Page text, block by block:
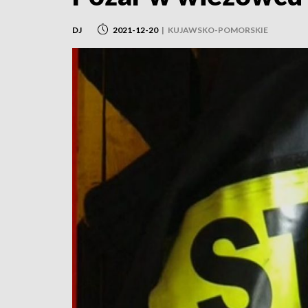
DJ 2021-12-20 | KUJAWSKO-POMORSKIE